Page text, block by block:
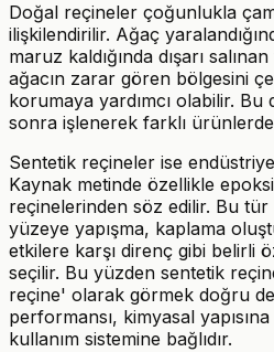
Doğal reçineler çoğunlukla
ilişkilendirilir. Ağaç
maruz kaldığında dışarı
ağacın zarar gören bölgesini
korumaya yardımcı olabilir.
sonra işlenerek farklı
Sentetik reçineler ise
Kaynak metinde özellikle
reçinelerinden söz edilir. Bu tür
yüzeye yapışma, kaplama
etkilere karşı direnç gibi belirli
seçilir. Bu yüzden sentetik
reçine' olarak görmek doğru
performansı, kimyasal
kullanım sistemine bağlıdır.